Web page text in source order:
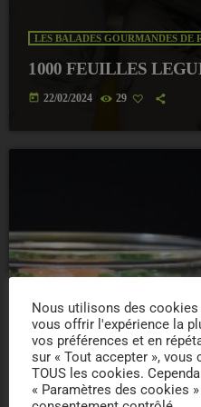
LES BALADES GOURMANDES DE
1000 FEUILLES
today 22/02/2024 29
Nous utilisons des
vous offrir l'expérience la
vos préférences et en
sur « Tout accepter »,
TOUS les cookies.
« Paramètres des cookies